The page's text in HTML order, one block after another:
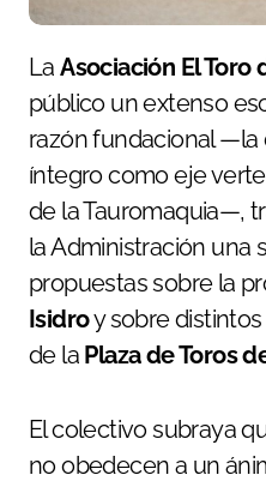
LaAsociación El Toro
público un extenso
razón fundacional —la
íntegro como eje
de la Tauromaquia—,
la Administración una
propuestas sobre la
Isidroy sobre
de la Plaza de Toros
El colectivo subraya
no obedecen a un